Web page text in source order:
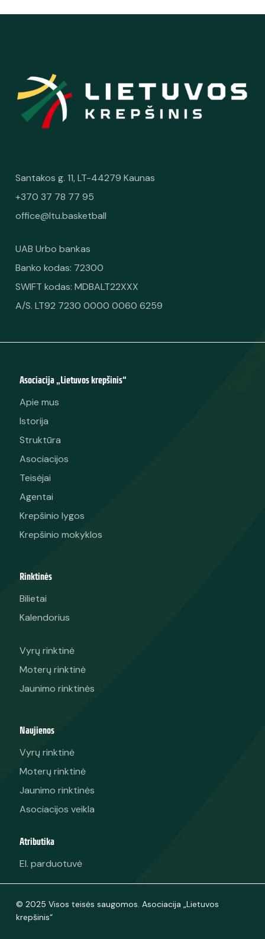
Santakos g. 11, LT-44279 Kaunas
+370 37 78 77 95
office@ltu.basketball
UAB Urbo bankas
Banko kodas: 72300
SWIFT kodas: MDBALT22XXX
A/S. LT92 7230 0000 0060 6259
Asociacija „Lietuvos krepšinis“
Apie mus
Istorija
Struktūra
Asociacijos
Teisėjai
Agentai
Krepšinio lygos
Krepšinio mokyklos
Rinktinės
Bilietai
Kalendorius
Vyrų rinktinė
Moterų rinktinė
Jaunimo rinktinės
Naujienos
Vyrų rinktinė
Moterų rinktinė
Jaunimo rinktinės
Asociacijos veikla
Atributika
El. parduotuvė
© 2025 Visos teisės saugomos. Asociacija „Lietuvos
krepšinis“